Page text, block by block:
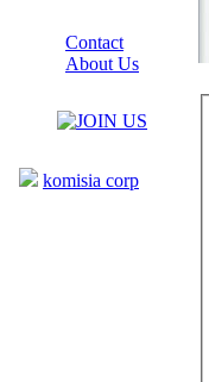
Contact
About Us
komisia corp